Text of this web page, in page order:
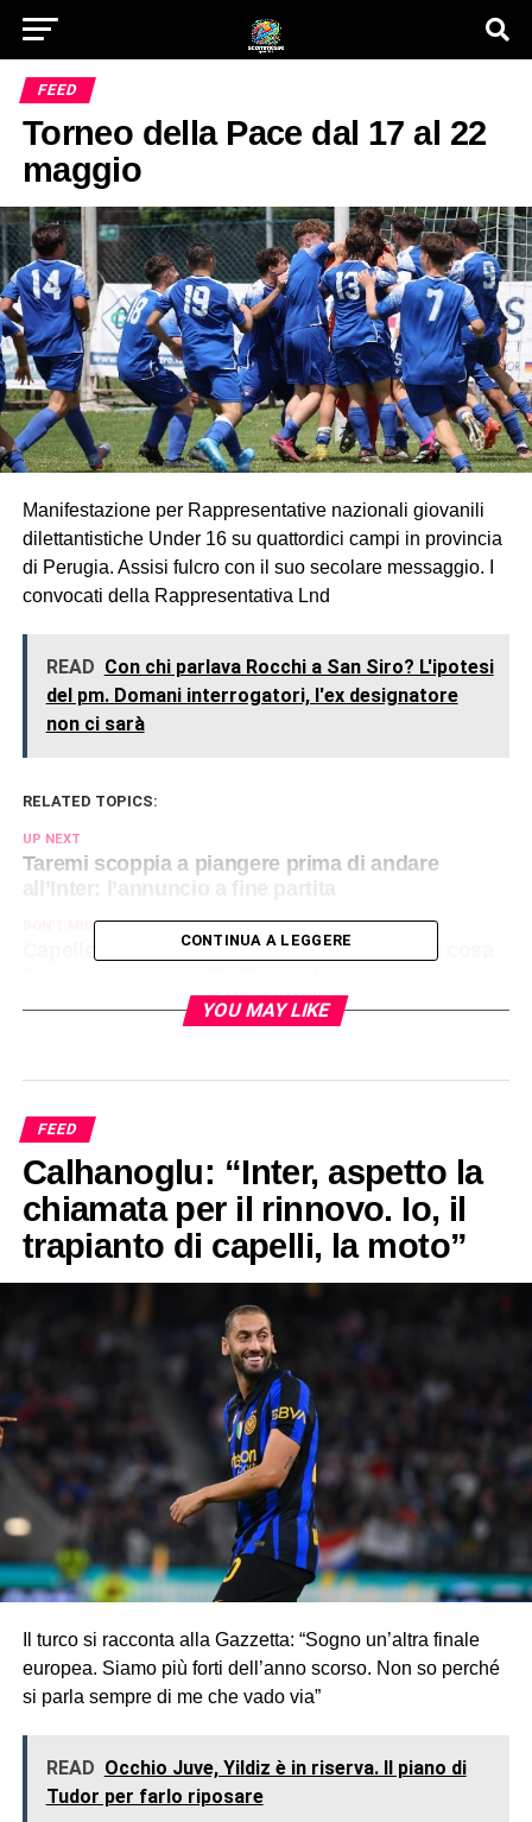
FEED
Torneo della Pace dal 17 al 22
maggio
Manifestazione per Rappresentative nazionali giovanili
dilettantistiche Under 16 su quattordici campi in provincia
di Perugia. Assisi fulcro con il suo secolare messaggio. I
convocati della Rappresentativa Lnd
READ Con chi parlava Rocchi a San Siro? L'ipotesi
del pm. Domani interrogatori, l'ex designatore
non ci sarà
RELATED TOPICS:
UP NEXT
Taremi scoppia a piangere prima di andare
all’Inter: l’annuncio a fine partita
DON'T MISS
Capello e la frase che boccia De Zerbi: “Ma cosa
CONTINUA A LEGGERE
YOU MAY LIKE
FEED
Calhanoglu: “Inter, aspetto la
chiamata per il rinnovo. Io, il
trapianto di capelli, la moto”
Il turco si racconta alla Gazzetta: “Sogno un’altra finale
europea. Siamo più forti dell’anno scorso. Non so perché
si parla sempre di me che vado via”
READ Occhio Juve, Yildiz è in riserva. Il piano di
Tudor per farlo riposare